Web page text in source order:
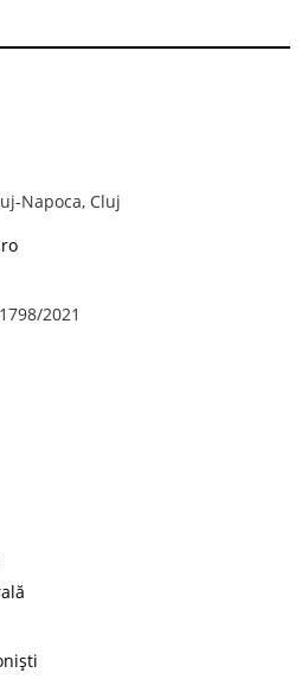
Napoca, Cluj
2021